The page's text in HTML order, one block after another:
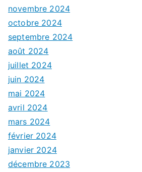
novembre 2024
octobre 2024
septembre 2024
août 2024
juillet 2024
juin 2024
mai 2024
avril 2024
mars 2024
février 2024
janvier 2024
décembre 2023